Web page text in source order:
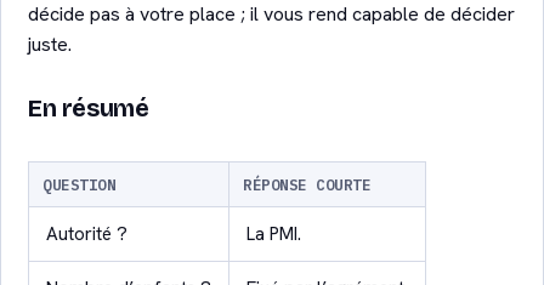
décide pas à votre place ; il vous rend capable de décider
juste.
En résumé
QUESTION RÉPONSE COURTE
Autorité ? La PMI.